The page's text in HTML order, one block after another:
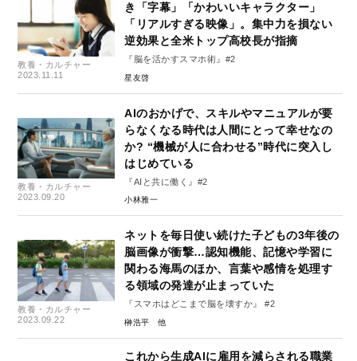
教養・カルチャー
2023.11.11
き「字幕」「かわいいキャラクター」
「リアルすぎる映像」。集中力を損ない
逆効果と全米トップ高校長が指摘
『脳を活かすスマホ術』#2
星友啓
教養・カルチャー
2023.09.20
AIのおかげで、スキルやマニュアルが要
らなくなる時代は人間にとって幸せなの
か? “機械が人に合わせる”時代に突入し
はじめている
『AIと共に働く』#2
小林雅一
教養・カルチャー
2023.09.22
ネットを毎日使い続けた子どもの3年後の
脳画像が衝撃…認知機能、記憶や学習に
関わる海馬のほか、言葉や感情を処理す
る領域の発達が止まっていた
『スマホはどこまで脳を壊すか』 #2
榊浩平
これから生成AIに雇用を減らされる職業